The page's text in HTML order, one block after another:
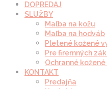
DOPREDAJ
SLUŽBY
Maľba na kožu
Maľba na hodváb
Pletené kožené
Pre firemných
Ochranné
KONTAKT
Predajňa